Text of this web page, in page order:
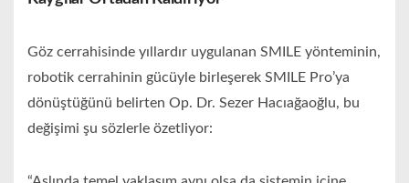
Göz cerrahisinde yıllardır uygulanan SMILE yönteminin,
robotik cerrahinin gücüyle birleşerek SMILE Pro’ya
dönüştüğünü belirten Op. Dr. Sezer Hacıağaoğlu, bu
değişimi şu sözlerle özetliyor: